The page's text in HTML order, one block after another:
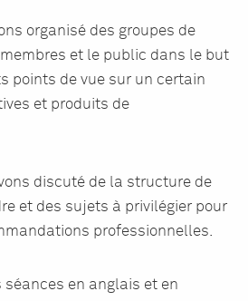
organisé des groupes de
et le public dans le but
points de vue sur un certain
et produits de
discuté de la structure de
et des sujets à privilégier pour
professionnelles.
séances en anglais et en